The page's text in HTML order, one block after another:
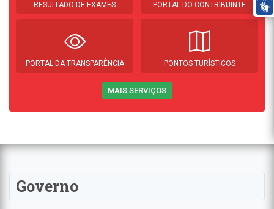
RESULTADO DE EXAMES PORTAL DO CONTRIBUINTE
PORTAL DA TRANSPARÊNCIA PONTOS TURÍSTICOS
MAIS SERVIÇOS
Governo